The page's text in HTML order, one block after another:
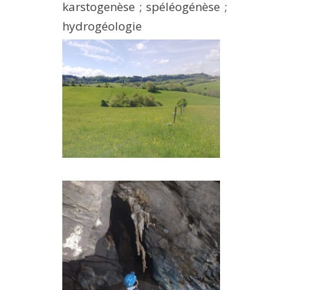
karstogenèse ; spéléogénèse ;
hydrogéologie